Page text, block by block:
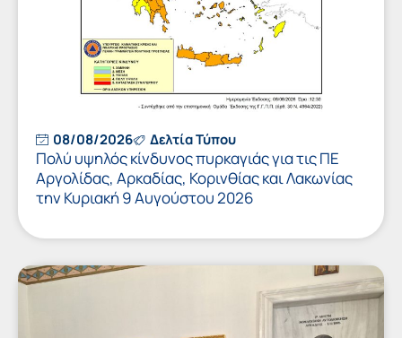
08/08/2026 Δελτία Τύπου
Πολύ υψηλός κίνδυνος πυρκαγιάς για τις ΠΕ
Αργολίδας, Αρκαδίας, Κορινθίας και Λακωνίας
την Κυριακή 9 Αυγούστου 2026